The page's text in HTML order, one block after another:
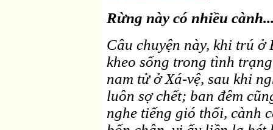
Rừng này có nhiều
Câu chuyện này, khi trú ở
kheo sống trong tình
nam tử ở Xá-vệ, sau khi
luôn sợ chết; ban đêm
nghe tiếng gió thổi, cành